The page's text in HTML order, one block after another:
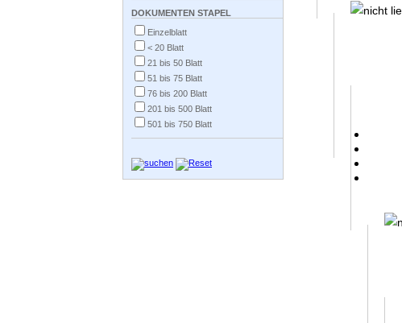
DOKUMENTEN STAPEL
Einzelblatt
< 20 Blatt
21 bis 50 Blatt
51 bis 75 Blatt
76 bis 200 Blatt
201 bis 500 Blatt
501 bis 750 Blatt